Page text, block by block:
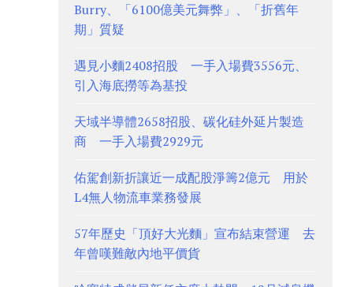
Burry、「6100億美元舞弊」、「折舊年
期」質疑
遇見小麵2408招股 一手入場費3556元、
引入海底撈等為基投
天域半導體2658招股、碳化硅外延片製造
商 一手入場費2929元
佑駕創新折讓近一成配股淨籌2億元 用於
L4無人物流車業務發展
57年歷史「頂好大光麵」宣布結束營運 去
年曾嘆難敵內地平價貨